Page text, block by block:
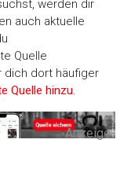
werden dir
auch aktuelle
Quelle
dich dort häufiger
Quelle hinzu.
-Anzeige-